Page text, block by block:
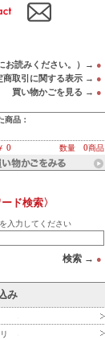
お読みください。）→ ●
商取引に関する表示 → ●
買い物かごを見る → ●
商品：
0 数量 0商品
ード検索〉
入力してください
検索 → ●
み